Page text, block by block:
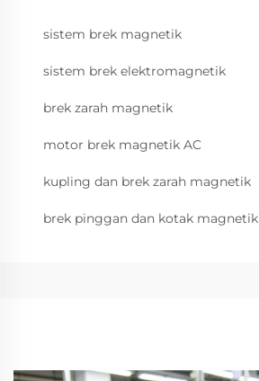
sistem brek magnetik
sistem brek elektromagnetik
brek zarah magnetik
motor brek magnetik AC
kupling dan brek zarah magnetik
brek pinggan dan kotak magnetik